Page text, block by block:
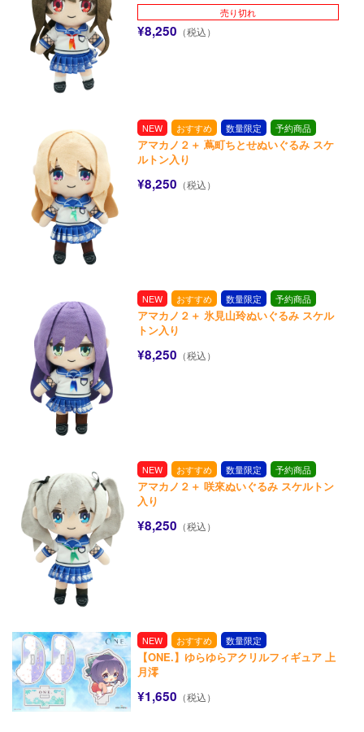
売り切れ
¥8,250 （税込）
NEW おすすめ 数量限定 予約商品
アマカノ２＋ 蔦町ちとせぬいぐるみ スケ
ルトン入り
¥8,250 （税込）
NEW おすすめ 数量限定 予約商品
アマカノ２＋ 氷見山玲ぬいぐるみ スケル
トン入り
¥8,250 （税込）
NEW おすすめ 数量限定 予約商品
アマカノ２＋ 咲來ぬいぐるみ スケルトン
入り
¥8,250 （税込）
NEW おすすめ 数量限定
【ONE.】ゆらゆらアクリルフィギュア 上
月澪
¥1,650 （税込）